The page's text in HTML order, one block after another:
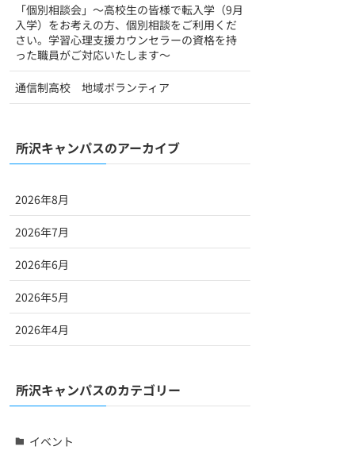
「個別相談会」～高校生の皆様で転入学（9月
入学）をお考えの方、個別相談をご利用くだ
さい。学習心理支援カウンセラーの資格を持
った職員がご対応いたします～
通信制高校 地域ボランティア
所沢キャンパスのアーカイブ
2026年8月
2026年7月
2026年6月
2026年5月
2026年4月
所沢キャンパスのカテゴリー
イベント